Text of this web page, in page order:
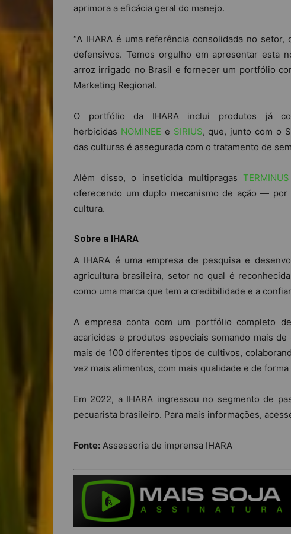
aprimora a eficácia geral do manejo.
“A IHARA é uma referência consolidada no
defensivos. Temos orgulho em apresentar esta
arroz irrigado no Brasil e fornecer um portfólio
Marketing Regional.
O portfólio da IHARA inclui produtos já
herbicidas NOMINEE e SIRIUS, que, junto com o
das culturas é assegurada com o tratamento de
Além disso, o inseticida multipragasTERMINUS
oferecendo um duplo mecanismo de ação —
cultura.
Sobre a IHARA
A IHARA é uma empresa de pesquisa e
agricultura brasileira, setor no qual é
como uma marca que tem a credibilidade e a
A empresa conta com um portfólio completo
acaricidas e produtos especiais somando mais
mais de 100 diferentes tipos de cultivos,
vez mais alimentos, com mais qualidade e de
Em 2022, a IHARA ingressou no segmento de
pecuarista brasileiro. Para mais informações,
Fonte: Assessoria de imprensa IHARA